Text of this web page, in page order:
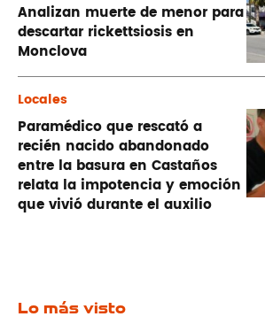
Analizan muerte de menor para
descartar rickettsiosis en
Monclova
Locales
Paramédico que rescató a
recién nacido abandonado
entre la basura en Castaños
relata la impotencia y emoción
que vivió durante el auxilio
Lo más visto